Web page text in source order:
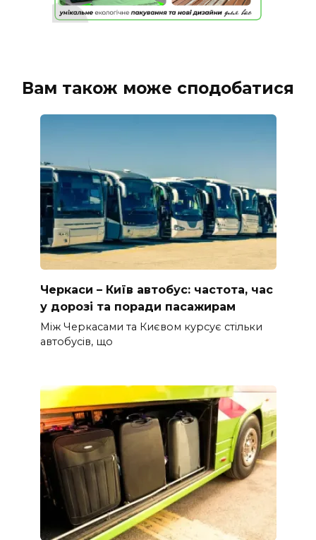
Вам також може сподобатися
Черкаси – Київ автобус: частота, час
у дорозі та поради пасажирам
Між Черкасами та Києвом курсує стільки
автобусів, що